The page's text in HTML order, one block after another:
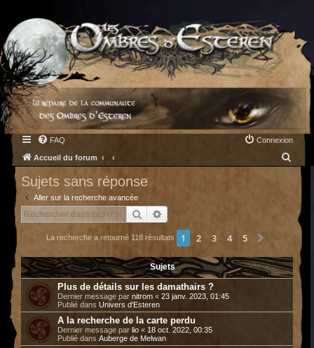
FAQ Connexion
Accueil du forum
c
h
Sujets sans réponse
Aller sur la recherche avancée
Rechercher
La recherche a retourné 118 résultats 1 2 3 4 5
Sujets
Plus de détails sur les damathairs ?
Dernier message par nitrom « 23 janv. 2023, 01:45
Publié dans Univers d'Esteren
A la recherche de la carte perdu
Dernier message par lio « 18 oct. 2022, 00:35
Publié dans Auberge de Melwan